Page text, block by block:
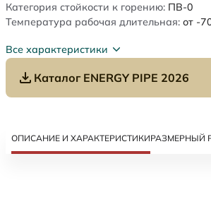
Категория стойкости к горению: ПВ-0
Температура рабочая длительная: от -
Все характеристики
Каталог ENERGY PIPE 2026
ОПИСАНИЕ И ХАРАКТЕРИСТИКИРАЗМЕРНЫЙ